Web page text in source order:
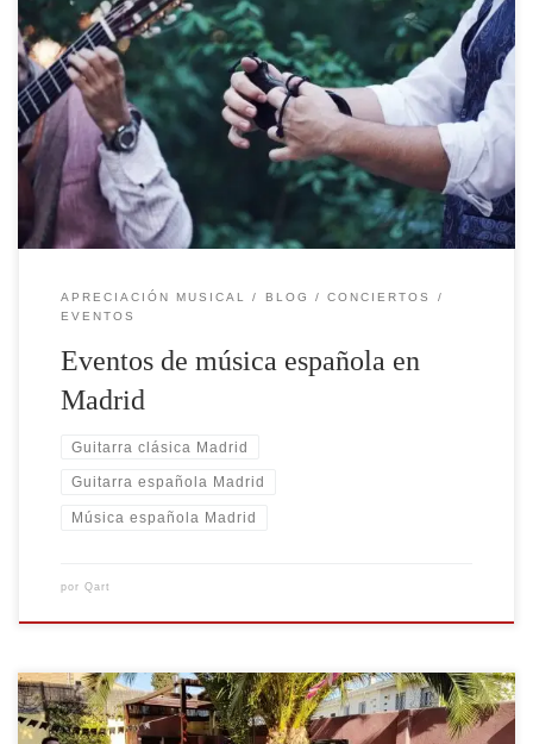
Ahora puedes disfrutar de la mejor música con guitarra
española, violín y baile con la agrupación La Villa Suena,
la cual interpreta autores tan representativos de la
ciudad de Madrid como Luigi Boccherini, autor del
famoso pasacalle de la Música Nocturna de las calles de
Madrid y del emblemático Fandango […]
APRECIACIÓN MUSICAL BLOG
CONCIERTOS
EVENTOS
Eventos de música española en
Madrid
Guitarra clásica Madrid
Guitarra española Madrid
Música española Madrid
por Qart